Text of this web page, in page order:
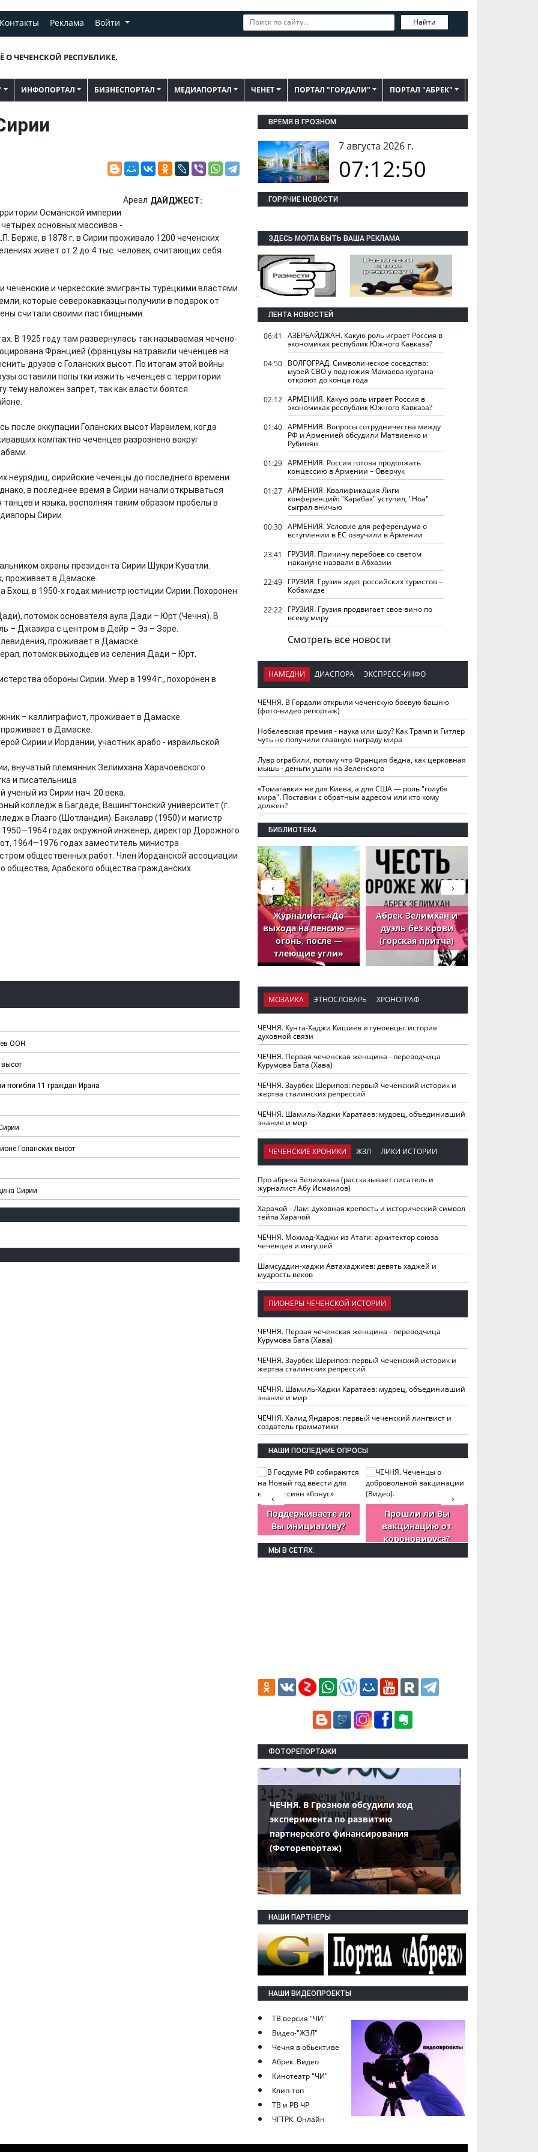
Контакты Реклама Войти Найти
О ЧЕЧЕНСКОЙ РЕСПУБЛИКЕ.
ИНФОПОРТАЛ БИЗНЕСПОРТАЛ МЕДИАПОРТАЛ ЧЕНЕТ ПОРТАЛ "ГОРДАЛИ" ПОРТАЛ "АБРЕК"
ДАЙДЖЕСТ:
Ареал
Османской империи
основных массивов -
Берже, в 1878 г. в Сирии проживало 1200 чеченских
живет от 2 до 4 тыс. человек, считающих себя
и черкесские эмигранты турецкими властями
которые северокавказцы получили в подарок от
считали своими пастбищными.
В 1925 году там развернулась так называемая чечено-
Францией (французы натравили чеченцев на
друзов с Голанских высот. По итогам этой войны
оставили попытки изжить чеченцев с территории
тему наложен запрет, так как власти боятся
после оккупации Голанских высот Израилем, когда
компактно чеченцев разрознено вокруг
неурядиц, сирийские чеченцы до последнего времени
в последнее время в Сирии начали открываться
и языка, восполняя таким образом пробелы в
Сирии.
охраны президента Сирии Шукри Куватли.
проживает в Дамаске.
Бхош, в 1950-х годах министр юстиции Сирии. Похоронен
потомок основателя аула Дади – Юрт (Чечня). В
– Джазира с центром в Дейр – Эз – Зоре.
проживает в Дамаске.
потомок выходцев из селения Дади – Юрт,
обороны Сирии. Умер в 1994 г., похоронен в
– каллиграфист, проживает в Дамаске.
в Дамаске.
Сирии и Иордании, участник арабо - израильской
внучатый племянник Зелимхана Харачоевского
и писательница
из Сирии нач. 20 века.
колледж в Багдаде, Вашингтонский университет (г.
в Глазго (Шотландия). Бакалавр (1950) и магистр
годах окружной инженер, директор Дорожного
1964—1976 годах заместитель министра
общественных работ. Член Иорданской ассоциации
общества, Арабского общества гражданских
ООН
высот
погибли 11 граждан Ирана
Голанских высот
Сирии
ВРЕМЯ В ГРОЗНОМ
7 августа 2026 г.
07:12:51
ГОРЯЧИЕ НОВОСТИ
ЗДЕСЬ МОГЛА БЫТЬ ВАША РЕКЛАМА
ЛЕНТА НОВОСТЕЙ
06:41
АЗЕРБАЙДЖАН. Какую роль играет Россия в
экономиках республик Южного Кавказа?
04:50 ВОЛГОГРАД. Символическое соседство:
музей СВО у подножия Мамаева кургана
откроют до конца года
02:12 АРМЕНИЯ. Какую роль играет Россия в
экономиках республик Южного Кавказа?
01:40 АРМЕНИЯ. Вопросы сотрудничества между
РФ и Арменией обсудили Матвиенко и
Рубинян
01:29 АРМЕНИЯ. Россия готова продолжать
концессию в Армении – Оверчук
01:27 АРМЕНИЯ. Квалификация Лиги
конференций: "Карабах" уступил, "Ноа"
сыграл вничью
00:30 АРМЕНИЯ. Условие для референдума о
вступлении в ЕС озвучили в Армении
23:41
ГРУЗИЯ. Причину перебоев со светом
накануне назвали в Абхазии
22:49 ГРУЗИЯ. Грузия ждет российских туристов –
Кобахидзе
22:22 ГРУЗИЯ. Грузия продвигает свое вино по
всему миру
Смотреть все новости
НАМЕДНИ ДИАСПОРА ЭКСПРЕСС-ИНФО
ЧЕЧНЯ. В Гордали открыли чеченскую боевую башню
(фото-видео репортаж)
Нобелевская премия - наука или шоу? Как Трамп и Гитлер
чуть не получили главную награду мира
Лувр ограбили, потому что Франция бедна, как церковная
мышь - деньги ушли на Зеленского
«Томагавки» не для Киева, а для США — роль "голубя
мира". Поставки с обратным адресом или кто кому
должен?
БИБЛИОТЕКА
Журналист: «До
выхода на пенсию —
огонь, после —
тлеющие угли»
Абрек Зелимхан и
дуэль без крови
(горская притча)
›
‹
МОЗАИКА ЭТНОСЛОВАРЬ ХРОНОГРАФ
ЧЕЧНЯ. Кунта-Хаджи Кишиев и гуноевцы: история
духовной связи
ЧЕЧНЯ. Первая чеченская женщина - переводчица
Курумова Бата (Хава)
ЧЕЧНЯ. Заурбек Шерипов: первый чеченский историк и
жертва сталинских репрессий
ЧЕЧНЯ. Шамиль-Хаджи Каратаев: мудрец, объединивший
знание и мир
ЧЕЧЕНСКИЕ ХРОНИКИ ЖЗЛ ЛИКИ ИСТОРИИ
Про абрека Зелимхана (рассказывает писатель и
журналист Абу Исмаилов)
Харачой - Лам: духовная крепость и исторический символ
тейпа Харачой
ЧЕЧНЯ. Мохмад-Хаджи из Атаги: архитектор союза
чеченцев и ингушей
Шамсуддин-хаджи Автахаджиев: девять хаджей и
мудрость веков
ПИОНЕРЫ ЧЕЧЕНСКОЙ ИСТОРИИ
ЧЕЧНЯ. Первая чеченская женщина - переводчица
Курумова Бата (Хава)
ЧЕЧНЯ. Заурбек Шерипов: первый чеченский историк и
жертва сталинских репрессий
ЧЕЧНЯ. Шамиль-Хаджи Каратаев: мудрец, объединивший
знание и мир
ЧЕЧНЯ. Халид Яндаров: первый чеченский лингвист и
создатель грамматики
НАШИ ПОСЛЕДНИЕ ОПРОСЫ
Поддерживаете ли
Вы инициативу?
Прошли ли Вы
вакцинацию от
короновируса?
›
‹
МЫ В СЕТЯХ:
ФОТОРЕПОРТАЖИ
ЧЕЧНЯ. В Грозном обсудили ход
эксперимента по развитию
партнерского финансирования
(Фоторепортаж)
НАШИ ПАРТНЕРЫ
НАШИ ВИДЕОПРОЕКТЫ
ТВ версия "ЧИ"
Видео-"ЖЗЛ"
Чечня в обьективе
Абрек. Видео
Кинотеатр "ЧИ"
Клип-топ
ТВ и РВ ЧР
ЧГТРК. Онлайн